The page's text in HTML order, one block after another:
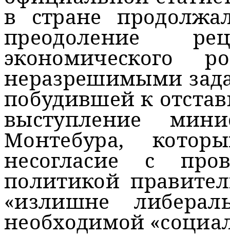
в стране
преодоление
экономического
неразрешимыми
побудившей к
выступление
Монтебура,
несогласие с
политикой
«излишне
необходимой